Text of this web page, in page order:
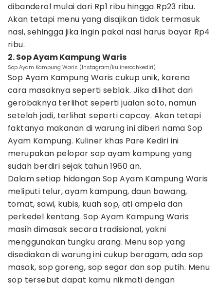
dibanderol mulai dari Rp1 ribu hingga Rp23 ribu.
Akan tetapi menu yang disajikan tidak termasuk
nasi, sehingga jika ingin pakai nasi harus bayar Rp4
ribu.
2. Sop Ayam Kampung Waris
Sop Ayam Kampung Waris (Instagram/kulinercahkediri)
Sop Ayam Kampung Waris cukup unik, karena
cara masaknya seperti seblak. Jika dilihat dari
gerobaknya terlihat seperti jualan soto, namun
setelah jadi, terlihat seperti capcay. Akan tetapi
faktanya makanan di warung ini diberi nama Sop
Ayam Kampung. Kuliner khas Pare Kediri ini
merupakan pelopor sop ayam kampung yang
sudah berdiri sejak tahun 1960 an.
Dalam setiap hidangan Sop Ayam Kampung Waris
meliputi telur, ayam kampung, daun bawang,
tomat, sawi, kubis, kuah sop, ati ampela dan
perkedel kentang. Sop Ayam Kampung Waris
masih dimasak secara tradisional, yakni
menggunakan tungku arang. Menu sop yang
disediakan di warung ini cukup beragam, ada sop
masak, sop goreng, sop segar dan sop putih. Menu
sop tersebut dapat kamu nikmati dengan